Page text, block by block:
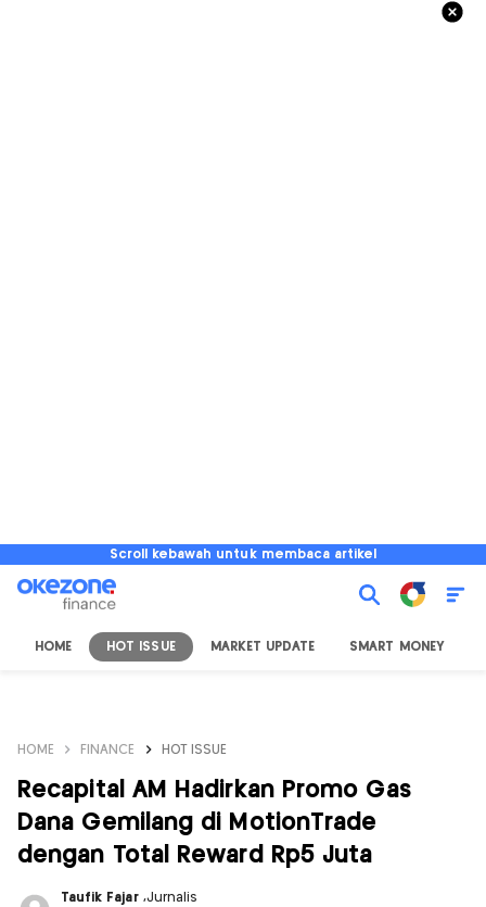
Scroll kebawah untuk membaca artikel
HOME HOT ISSUE MARKET UPDATE SMART MONEY
HOME FINANCE HOT ISSUE
Recapital AM Hadirkan Promo Gas
Dana Gemilang di MotionTrade
dengan Total Reward Rp5 Juta
Taufik Fajar ,Jurnalis